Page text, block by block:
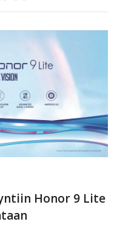
Honor 9 Lite